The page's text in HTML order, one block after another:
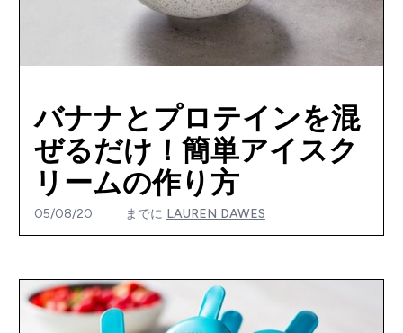
バナナとプロテインを混
ぜるだけ！簡単アイスク
リームの作り方
05/08/20 までに LAUREN DAWES